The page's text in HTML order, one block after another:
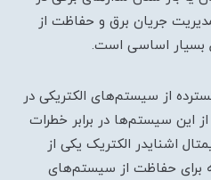
جریان برق و حفاظت از
بسیار اساسی است.
از سیستم‌های الکتریکی در
این سیستم‌ها در برابر خطرات
اشنایدر الکتریک یکی از
برای حفاظت از سیستم‌های